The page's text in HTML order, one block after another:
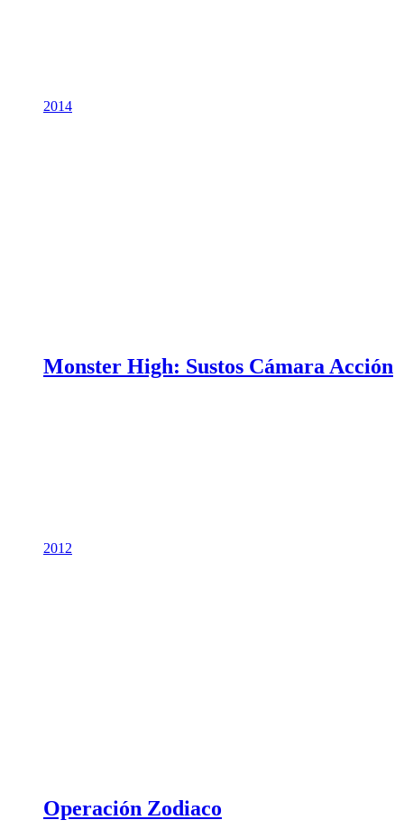
2014
Monster High: Sustos Cámara Acción
2012
Operación Zodiaco